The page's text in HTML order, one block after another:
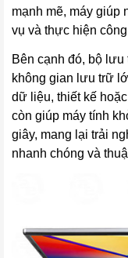
mạnh mẽ, máy giúp
vụ và thực hiện
Bên cạnh đó, bộ
không gian lưu trữ
dữ liệu, thiết kế
còn giúp máy tính
giây, mang lại trải
nhanh chóng và